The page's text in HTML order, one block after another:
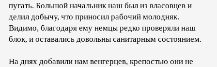
пугать. Большой начальник наш был из власовцев и
делил добычу, что приносил рабочий молодняк.
Видимо, благодаря ему немцы редко проверяли наш
блок, и оставались довольны санитарным состоянием.
На днях добавили нам венгерцев, крепостью они не